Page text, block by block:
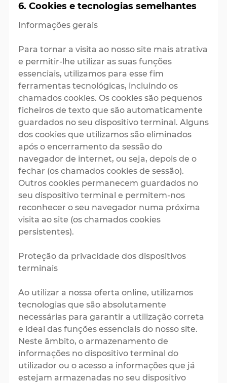
6. Cookies e tecnologias semelhantes
Informações gerais
Para tornar a visita ao nosso site mais atrativa
e permitir-lhe utilizar as suas funções
essenciais, utilizamos para esse fim
ferramentas tecnológicas, incluindo os
chamados cookies. Os cookies são pequenos
ficheiros de texto que são automaticamente
guardados no seu dispositivo terminal. Alguns
dos cookies que utilizamos são eliminados
após o encerramento da sessão do
navegador de internet, ou seja, depois de o
fechar (os chamados cookies de sessão).
Outros cookies permanecem guardados no
seu dispositivo terminal e permitem-nos
reconhecer o seu navegador numa próxima
visita ao site (os chamados cookies
persistentes).
Proteção da privacidade dos dispositivos
terminais
Ao utilizar a nossa oferta online, utilizamos
tecnologias que são absolutamente
necessárias para garantir a utilização correta
e ideal das funções essenciais do nosso site.
Neste âmbito, o armazenamento de
informações no dispositivo terminal do
utilizador ou o acesso a informações que já
estejam armazenadas no seu dispositivo